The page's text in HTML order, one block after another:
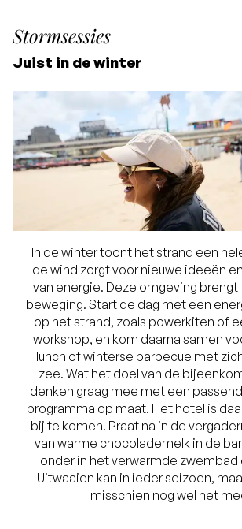
Stormsessies
Juist in de winter
In de winter toont het strand een
de wind zorgt voor nieuwe ideeën
van energie. Deze omgeving
beweging. Start de dag met een
op het strand, zoals powerkiten of
workshop, en kom daarna samen
lunch of winterse barbecue met
zee. Wat het doel van de
denken graag mee met een
programma op maat. Het hotel is
bij te komen. Praat na in de
van warme chocolademelk in de
onder in het verwarmde zwembad
Uitwaaien kan in ieder seizoen,
misschien nog wel het